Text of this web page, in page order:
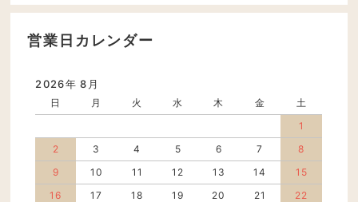
営業日カレンダー
2026年 8月
日 月 火 水 木 金
土
1
2
3 4 5 6 7
8
9
10 11 12 13 14
15
16
17 18 19 20 21
22